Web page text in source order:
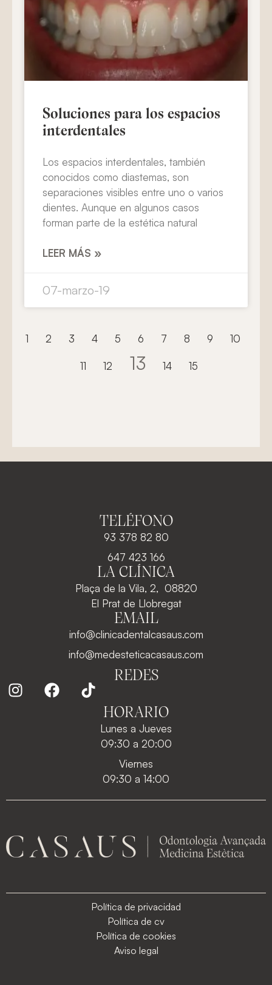
Soluciones para los espacios
interdentales
Los espacios interdentales, también
conocidos como diastemas, son
separaciones visibles entre uno o varios
dientes. Aunque en algunos casos
forman parte de la estética natural
LEER MÁS »
07-marzo-19
1 2 3 4 5 6 7 8 9 10
11 12 13 14 15
TELÉFONO
93 378 82 80
647 423 166
LA CLÍNICA
Plaça de la Vila, 2, 08820
El Prat de Llobregat
EMAIL
info@clinicadentalcasaus.com
info@medesteticacasaus.com
REDES
HORARIO
Lunes a Jueves
09:30 a 20:00
Viernes
09:30 a 14:00
Política de privacidad
Política de cv
Política de cookies
Aviso legal